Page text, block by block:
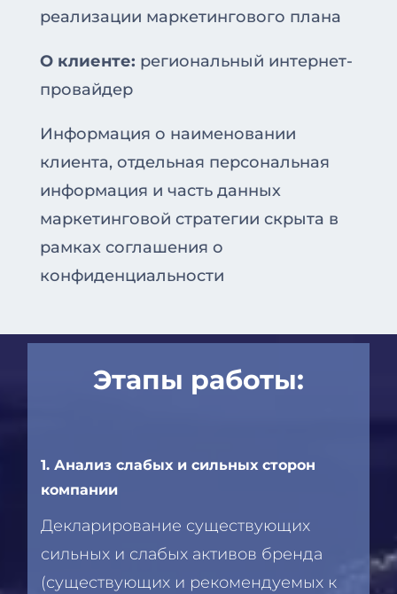
реализации маркетингового плана
О клиенте: региональный интернет-
провайдер
Информация о наименовании
клиента, отдельная персональная
информация и часть данных
маркетинговой стратегии скрыта в
рамках соглашения о
конфиденциальности
Этапы работы:
1. Анализ слабых и сильных сторон
компании
Декларирование существующих
сильных и слабых активов бренда
(существующих и рекомендуемых к